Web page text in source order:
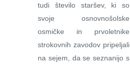
tudi število staršev, ki so
svoje osnovnošolske
osmičke in prvoletnike
strokovnih zavodov pripeljali
na sejem, da se seznanijo s